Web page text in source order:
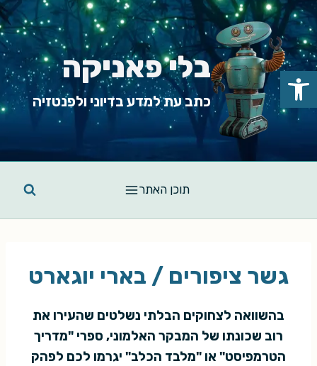
Skip
to
content
בלי פאניקה
כתב עת למדע בדיוני ולפנטזיה
תוכן האתר
גשר ציפורים / בארי יוגארט
בהשוואה לצחוקים הבלתי נשלטים שהעירו את
רוב שכונתו של המבקר האלמוני, ספרי "מדריך
הטרמפיסט" או "מלבד הכלב" יגרמו לכם לפהק
פתח סרגל נגישות